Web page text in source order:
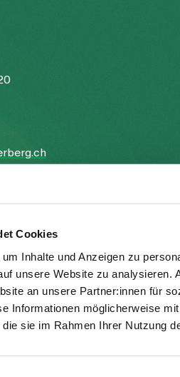
Cookies
Inhalte und Anzeigen zu
unsere Website zu
an unsere Partner:innen für
Informationen möglicherweise
sie im Rahmen Ihrer Nutzung